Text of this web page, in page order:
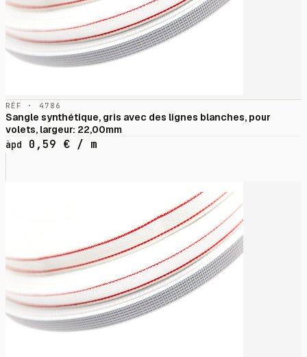
RÉF · 4786
Sangle synthétique, gris avec des lignes blanches, pour
volets, largeur: 22,00mm
àpd
0,59 € / m